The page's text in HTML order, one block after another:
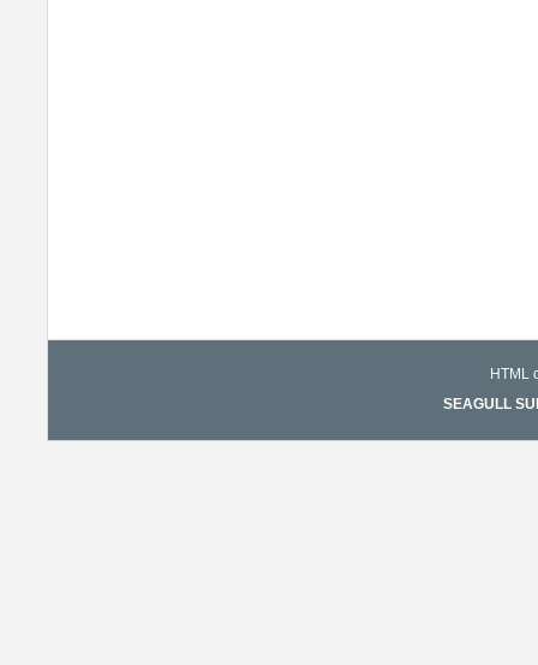
HTML
SEAGULL